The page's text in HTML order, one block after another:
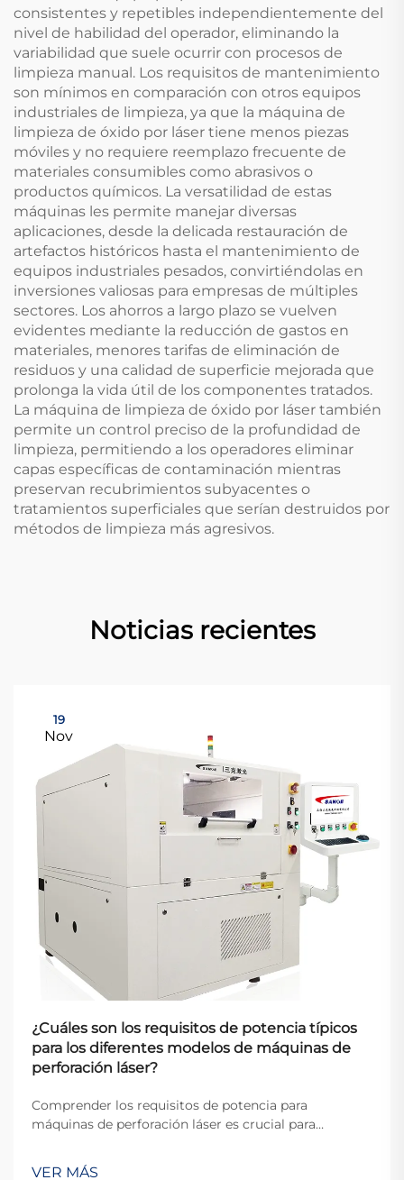
consistentes y repetibles independientemente del
nivel de habilidad del operador, eliminando la
variabilidad que suele ocurrir con procesos de
limpieza manual. Los requisitos de mantenimiento
son mínimos en comparación con otros equipos
industriales de limpieza, ya que la máquina de
limpieza de óxido por láser tiene menos piezas
móviles y no requiere reemplazo frecuente de
materiales consumibles como abrasivos o
productos químicos. La versatilidad de estas
máquinas les permite manejar diversas
aplicaciones, desde la delicada restauración de
artefactos históricos hasta el mantenimiento de
equipos industriales pesados, convirtiéndolas en
inversiones valiosas para empresas de múltiples
sectores. Los ahorros a largo plazo se vuelven
evidentes mediante la reducción de gastos en
materiales, menores tarifas de eliminación de
residuos y una calidad de superficie mejorada que
prolonga la vida útil de los componentes tratados.
La máquina de limpieza de óxido por láser también
permite un control preciso de la profundidad de
limpieza, permitiendo a los operadores eliminar
capas específicas de contaminación mientras
preservan recubrimientos subyacentes o
tratamientos superficiales que serían destruidos por
métodos de limpieza más agresivos.
Noticias recientes
19
Nov
¿Cuáles son los requisitos de potencia típicos
para los diferentes modelos de máquinas de
perforación láser?
Comprender los requisitos de potencia para
máquinas de perforación láser es crucial para
instalaciones que planifican sus operaciones
VER MÁS